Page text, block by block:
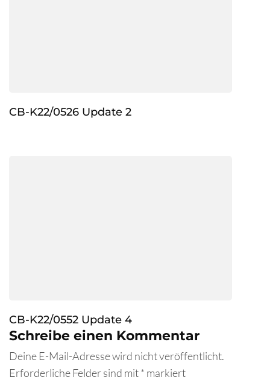
CB-K22/0526 Update 2
CB-K22/0552 Update 4
Schreibe einen Kommentar
Deine E-Mail-Adresse wird nicht veröffentlicht.
Erforderliche Felder sind mit* markiert